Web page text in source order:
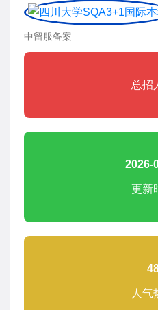
中留服备案
总招
2026-
更新
人气